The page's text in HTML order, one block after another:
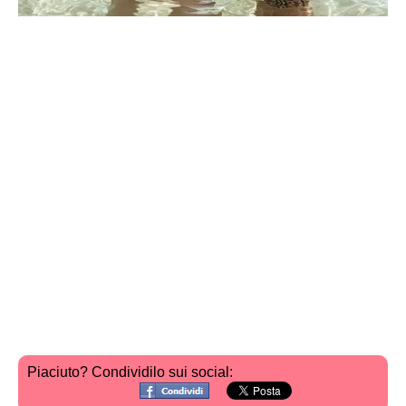
Piaciuto? Condividilo sui social: